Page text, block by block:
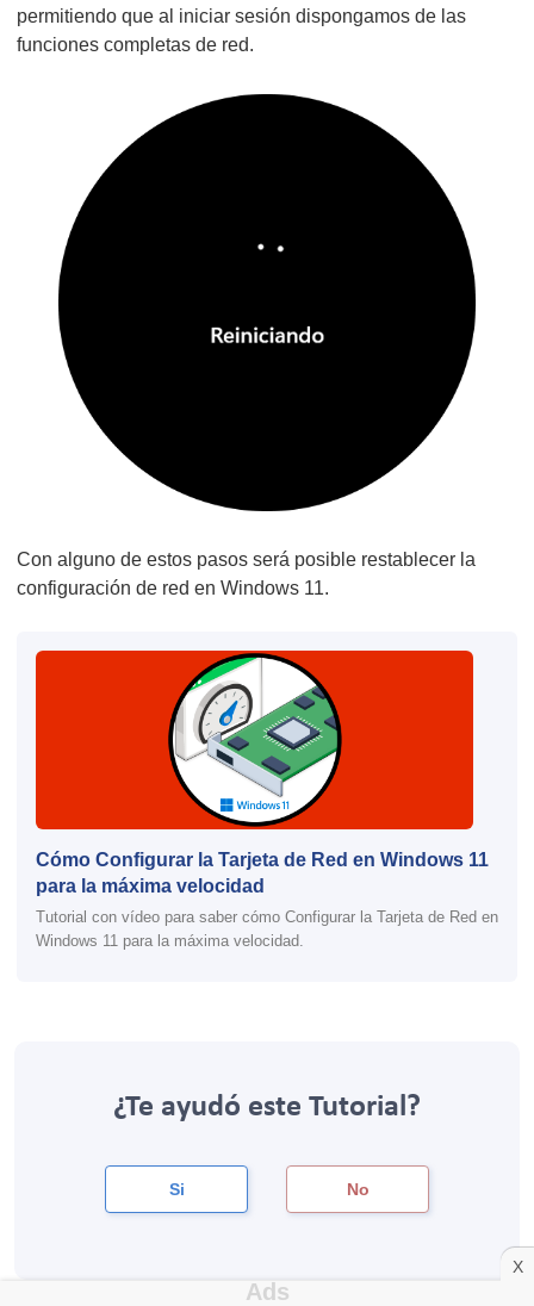
permitiendo que al iniciar sesión dispongamos de las
funciones completas de red.
Con alguno de estos pasos será posible restablecer la
configuración de red en Windows 11.
Cómo Configurar la Tarjeta de Red en Windows 11
para la máxima velocidad
Tutorial con vídeo para saber cómo Configurar la Tarjeta de Red en
Windows 11 para la máxima velocidad.
¿Te ayudó este Tutorial?
Si No
X